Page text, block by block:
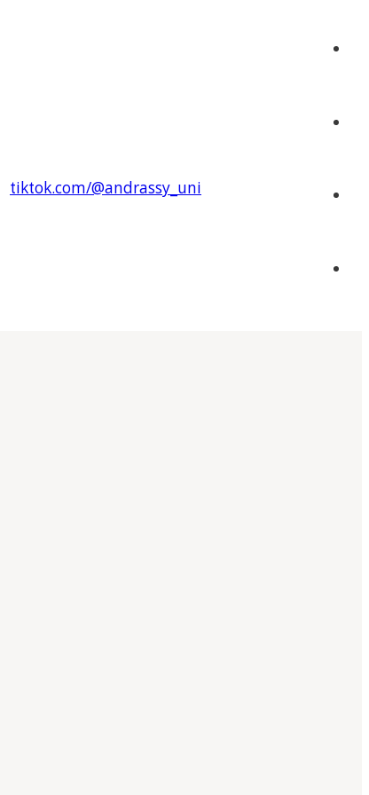
tiktok.com/@andrassy_uni